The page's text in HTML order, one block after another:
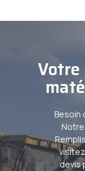
Votre
Besoin
devis